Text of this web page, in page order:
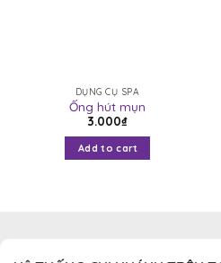
DỤNG CỤ SPA
Ống hút mụn
3.000₫
Add to cart